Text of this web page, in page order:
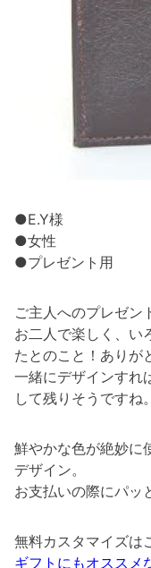
●E.Y様
●女性
●プレゼント用
ご主人へのプレゼン
お二人で楽しく、い
たとのこと！ありが
一緒にデザインすれ
して残りそうですね
鮮やかな色が絶妙に
デザイン。
お支払いの際にパッ
無料カスタマイズ
ギフトにもオススメ